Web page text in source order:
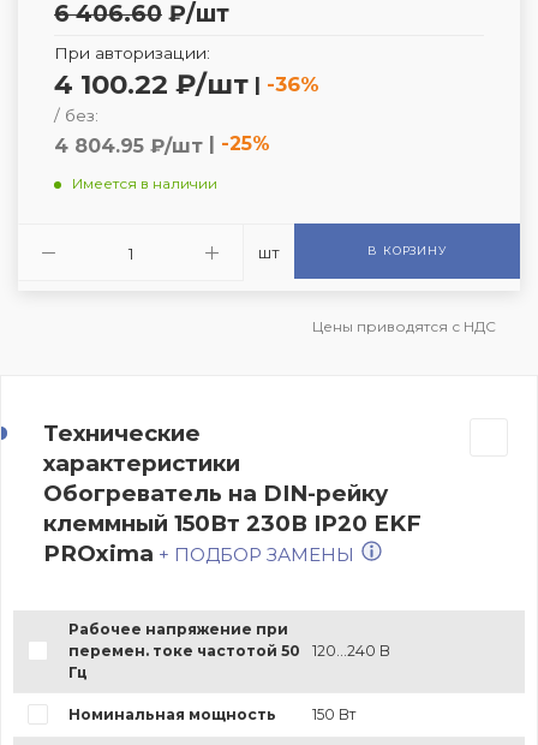
6 406.60 ₽/шт
При авторизации:
4 100.22 ₽/шт | -36%
/ без:
4 804.95 ₽/шт | -25%
Имеется в наличии
шт В КОРЗИНУ
Цены приводятся с НДС
Технические
характеристики
Обогреватель на DIN-рейку
клеммный 150Вт 230В IP20 EKF
PROxima + ПОДБОР ЗАМЕНЫ
Рабочее напряжение при
перемен. токе частотой 50
Гц
120...240 В
Номинальная мощность 150 Вт